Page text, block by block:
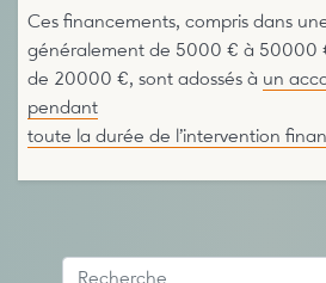
Ces financements, compris dans
généralement de 5000 € à 50000
de 20000 €, sont adossés à un
pendant
toute la durée de l’intervention